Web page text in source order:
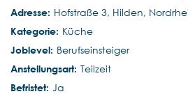
Hofstraße 3, Hilden,
Küche
Berufseinsteiger
Teilzeit
Ja